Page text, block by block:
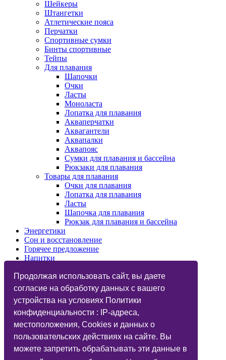
Продолжая использовать сайт, вы даете
согласие на обработку данных с вашего
устройства на условиях Политики
конфиденциальности : IP-адреса,
местоположения, Cookies и данных о
пользовательских действиях на сайте. Вы
можете запретить обрабатывать эти данные в
Шейкеры
Штангетки
Атлетические пояса
Перчатки
Спортивные сумки
Бинты спортивные
Тейпы
Для плавания
Шапочки
Очки
Ласты
Моноласта
Лопатка для плавания
Акваперчатки
Аквагантели
Аквапалки
Аквапояс
Сумки для плавания и бассейна
Рюкзаки для плавания
Товары для плавания
Очки для плавания
Лопатка для плавания
Ласты
Шапочка для плавания
Рюкзак для плавания и бассейна
Энергетики
Сон и восстановление
Горячее предложение
Напитки
Назначения
Бренды
Vegan
Глютаминовая кислота
Функциональный тренинг
Подарочные карты
Дисконтные карты
Фитнес-бар
Статьи